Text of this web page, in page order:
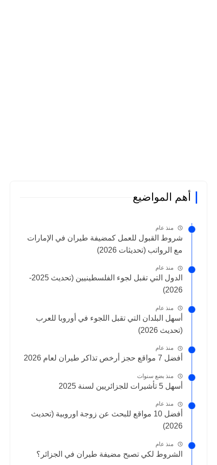
أهم المواضيع
منذ عام
شروط القبول للعمل كمضيفة طيران في الإمارات
مع الرواتب (تحديثات 2026)
منذ عام
الدول التي تقبل لجوء الفلسطينيين (تحديث 2025-
2026)
منذ عام
أسهل البلدان التي تقبل اللجوء في أوروبا للعرب
(تحديث 2026)
منذ عام
أفضل 7 مواقع حجز أرخص تذاكر طيران لعام 2026
منذ بضع سنوات
أسهل 5 تأشيرات للجزائريين لسنة 2025
منذ عام
أفضل 10 مواقع للبحث عن زوجة اوروبية (تحديث
2026)
منذ عام
الشروط لكي تصبح مضيفة طيران في الجزائر؟